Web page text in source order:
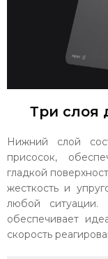
Три слоя
Нижний слой
присосок,
гладкой
жесткость и
любой
обеспечивает
скорость